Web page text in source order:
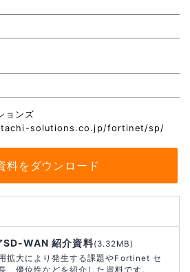
ョンズ
solutions.co.jp/fortinet/sp/
料をダウンロード
WAN 紹介資料(3.32MB)
拡大により発生する課題やFortinet セ